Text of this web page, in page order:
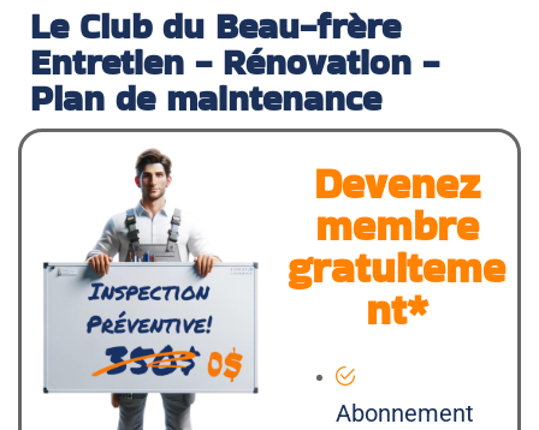
Le Club du Beau-frère
Entretien - Rénovation -
Plan de maintenance
Devenez
membre
gratuiteme
nt*
Abonnement